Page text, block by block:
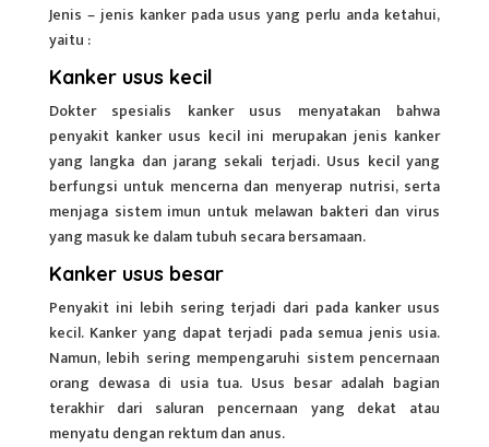
Jenis – jenis kanker pada usus yang perlu anda ketahui,
yaitu :
Kanker usus kecil
Dokter spesialis kanker usus menyatakan bahwa
penyakit kanker usus kecil ini merupakan jenis kanker
yang langka dan jarang sekali terjadi. Usus kecil yang
berfungsi untuk mencerna dan menyerap nutrisi, serta
menjaga sistem imun untuk melawan bakteri dan virus
yang masuk ke dalam tubuh secara bersamaan.
Kanker usus besar
Penyakit ini lebih sering terjadi dari pada kanker usus
kecil. Kanker yang dapat terjadi pada semua jenis usia.
Namun, lebih sering mempengaruhi sistem pencernaan
orang dewasa di usia tua. Usus besar adalah bagian
terakhir dari saluran pencernaan yang dekat atau
menyatu dengan rektum dan anus.